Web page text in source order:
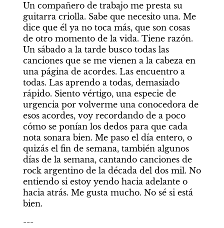
Un compañero de trabajo me presta su
guitarra criolla. Sabe que necesito una. Me
dice que él ya no toca más, que son cosas
de otro momento de la vida. Tiene razón.
Un sábado a la tarde busco todas las
canciones que se me vienen a la cabeza en
una página de acordes. Las encuentro a
todas. Las aprendo a todas, demasiado
rápido. Siento vértigo, una especie de
urgencia por volverme una conocedora de
esos acordes, voy recordando de a poco
cómo se ponían los dedos para que cada
nota sonara bien. Me paso el día entero, o
quizás el fin de semana, también algunos
días de la semana, cantando canciones de
rock argentino de la década del dos mil. No
entiendo si estoy yendo hacia adelante o
hacia atrás. Me gusta mucho. No sé si está
bien.
---